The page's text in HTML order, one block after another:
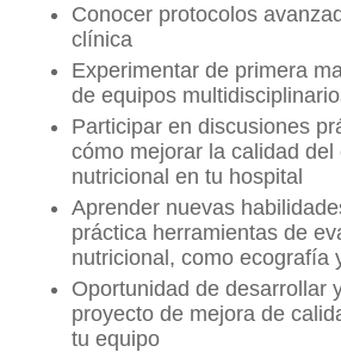
Conocer protocolos
clínica
Experimentar de primera
de equipos
Participar en discusiones
cómo mejorar la calidad del
nutricional en tu hospital
Aprender nuevas
práctica herramientas de
nutricional, como ecografía
Oportunidad de desarrollar
proyecto de mejora de
tu equipo